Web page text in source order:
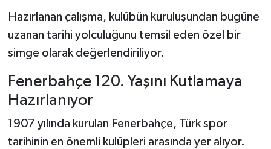
Hazırlanan çalışma, kulübün kuruluşundan bugüne
uzanan tarihi yolculuğunu temsil eden özel bir
simge olarak değerlendiriliyor.
Fenerbahçe 120. Yaşını Kutlamaya
Hazırlanıyor
1907 yılında kurulan Fenerbahçe, Türk spor
tarihinin en önemli kulüpleri arasında yer alıyor.